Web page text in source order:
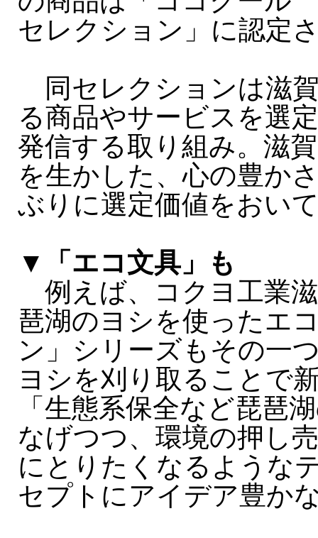
セレクション」に認定
同セレクションは滋
る商品やサービスを選
発信する取り組み。滋
を生かした、心の豊か
ぶりに選定価値をおい
▼「エコ文具」も
例えば、コクヨ工業
琶湖のヨシを使ったエ
ン」シリーズもその一
ヨシを刈り取ることで
「生態系保全など琵琶
なげつつ、環境の押し
にとりたくなるような
セプトにアイデア豊か